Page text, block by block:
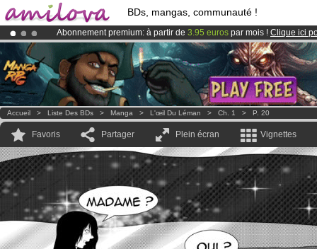
BDs, mangas, communauté !
Abonnement premium: à partir de 3.95 euros par mois ! Clique ici
Déjà 100000membreset 1000BDs & Mangas!
LeKickstarter Amilova est désormais lancé
Accueil > Liste Des BDs > Manga > L'œil Du Léman > Ch. 1 > P. 20
Favoris Partager Plein écran Vignettes